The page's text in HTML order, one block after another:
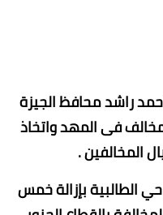
راشد محافظ الجيزة
فى المهد واتخاذ
المخالفين .
الطالبية بإزالة خمس